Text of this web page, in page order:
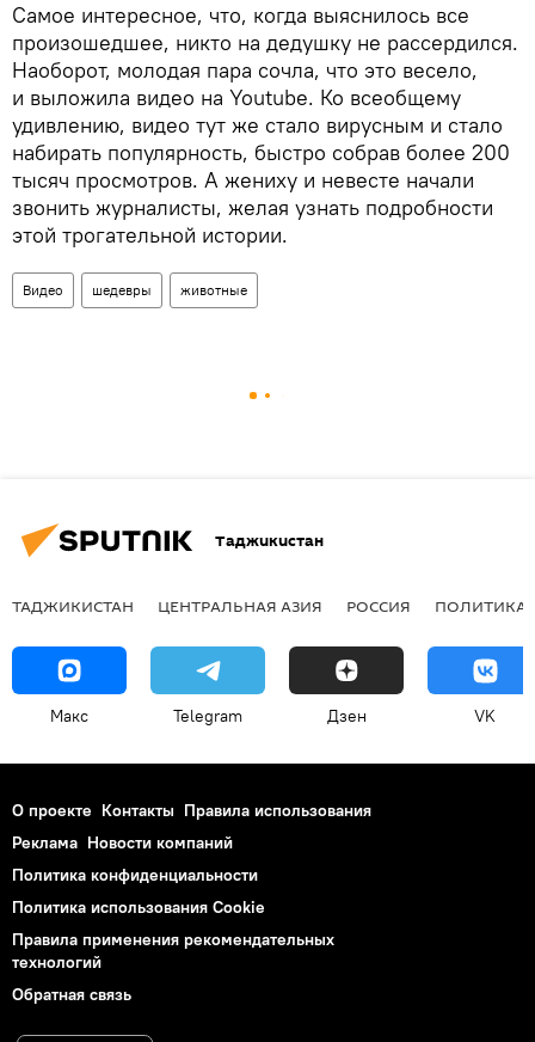
Самое интересное, что, когда выяснилось все
произошедшее, никто на дедушку не рассердился.
Наоборот, молодая пара сочла, что это весело,
и выложила видео на Youtube. Ко всеобщему
удивлению, видео тут же стало вирусным и стало
набирать популярность, быстро собрав более 200
тысяч просмотров. А жениху и невесте начали
звонить журналисты, желая узнать подробности
этой трогательной истории.
Видео шедевры животные
Таджикистан
ТАДЖИКИСТАН ЦЕНТРАЛЬНАЯ АЗИЯ РОССИЯ ПОЛИТИКА
Макс Telegram Дзен VK
О проекте Контакты Правила использования
Реклама Новости компаний
Политика конфиденциальности
Политика использования Cookie
Правила применения рекомендательных
технологий
Обратная связь